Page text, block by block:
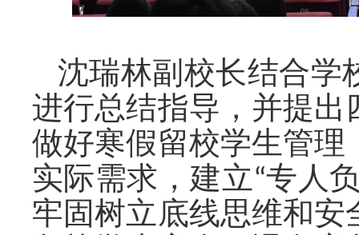
沈瑞林副校长结合学
进行总结指导，并提出
做好寒假留校学生管理
实际需求，建立“专人
牢固树立底线思维和